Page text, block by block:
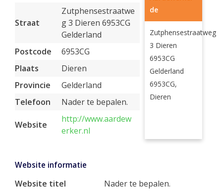
Straat
Zutphensestraatwe
g 3 Dieren 6953CG
Gelderland
Postcode
6953CG
Plaats
Dieren
Provincie
Gelderland
Telefoon
Nader te bepalen.
Website
http://www.aardew
erker.nl
de
Zutphensestraatweg
3 Dieren
6953CG
Gelderland
6953CG,
Dieren
Website informatie
Website titel
Nader te bepalen.